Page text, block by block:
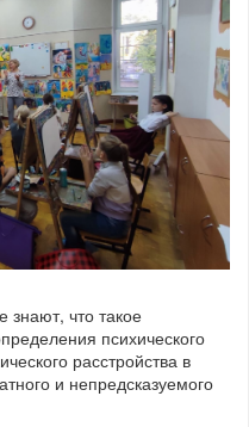
знают, что такое
психического
расстройства в
и непредсказуемого